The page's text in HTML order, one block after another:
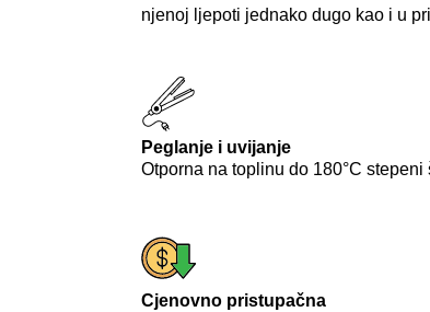
njenoj ljepoti jednako dugo kao i u
Peglanje i uvijanje
Otporna na toplinu do 180°C
Cjenovno pristupačna